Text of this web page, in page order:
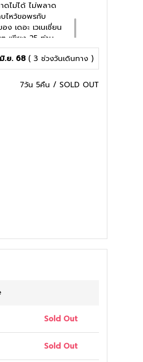
ดไม่ได้ ไม่พลาด
ไหว้ขอพรกับ
เดอะ เวเนเชี่ยน
เพียง 25 ท่าน
.ย. 68 ( 3 ช่วงวันเดินทาง )
7วัน 5คืน / SOLD OUT
Sold Out
Sold Out